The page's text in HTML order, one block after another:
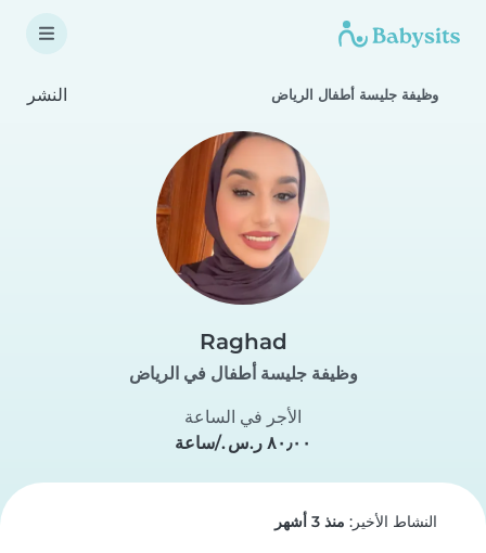
وظيفة جليسة أطفال الرياض النشر
Raghad
وظيفة جليسة أطفال في الرياض
الأجر في الساعة
النشاط الأخير: منذ 3 أشهر